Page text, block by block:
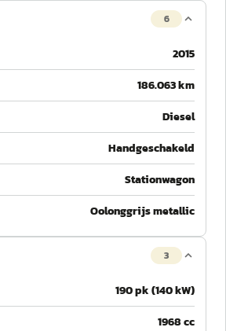
6
2015
186.063 km
Diesel
Handgeschakeld
Stationwagon
Oolonggrijs metallic
3
190 pk (140 kW)
1968 cc